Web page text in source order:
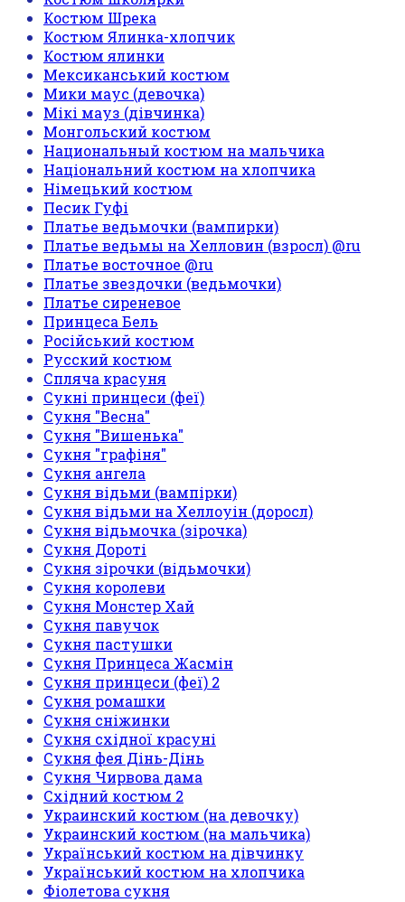
Костюм Шрека
Костюм Ялинка-хлопчик
Костюм ялинки
Мексиканський костюм
Мики маус (девочка)
Мікі мауз (дівчинка)
Монгольский костюм
Национальный костюм на мальчика
Національний костюм на хлопчика
Німецький костюм
Песик Гуфі
Платье ведьмочки (вампирки)
Платье ведьмы на Хелловин (взросл) @ru
Платье восточное @ru
Платье звездочки (ведьмочки)
Платье сиреневое
Принцеса Бель
Російський костюм
Русский костюм
Спляча красуня
Сукні принцеси (феї)
Сукня "Весна"
Сукня "Вишенька"
Сукня "графіня"
Сукня ангела
Сукня відьми (вампірки)
Сукня відьми на Хеллоуін (доросл)
Сукня відьмочка (зірочка)
Сукня Дороті
Сукня зірочки (відьмочки)
Сукня королеви
Сукня Монстер Хай
Сукня павучок
Сукня пастушки
Сукня Принцеса Жасмін
Сукня принцеси (феї) 2
Сукня ромашки
Сукня сніжинки
Сукня східної красуні
Сукня фея Дінь-Дінь
Сукня Чирвова дама
Східний костюм 2
Украинский костюм (на девочку)
Украинский костюм (на мальчика)
Український костюм на дівчинку
Український костюм на хлопчика
Фіолетова сукня